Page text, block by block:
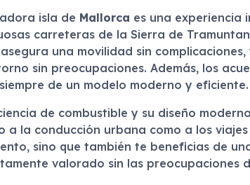
isla de Mallorca es una experiencia
carreteras de la Sierra de
una movilidad sin
sin preocupaciones. Además, los
de un modelo moderno y eficiente.
de combustible y su diseño
a la conducción urbana como a los
sino que también te beneficias de
valorado sin las preocupaciones